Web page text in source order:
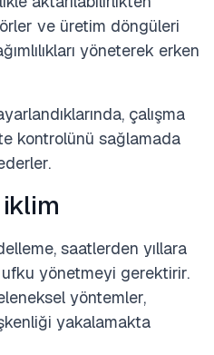
ve üretim döngüleri
yöneterek erken
çalışma
kontrolünü sağlamada
saatlerden yıllara
yönetmeyi gerektirir.
yöntemler,
yakalamakta